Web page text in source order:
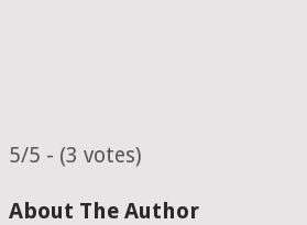
5/5 - (3 votes)
About The Author